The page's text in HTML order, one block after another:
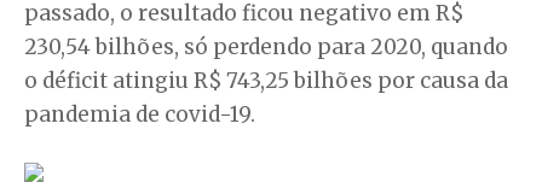
passado, o resultado ficou negativo em R$
230,54 bilhões, só perdendo para 2020, quando
o déficit atingiu R$ 743,25 bilhões por causa da
pandemia de covid-19.